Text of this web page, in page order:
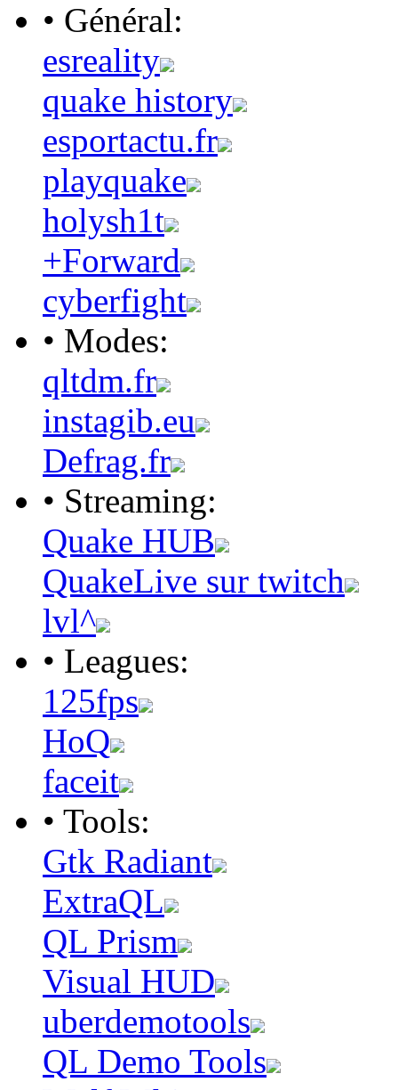
• Général:
esreality
quake history
esportactu.fr
playquake
holysh1t
+Forward
cyberfight
• Modes:
qltdm.fr
instagib.eu
Defrag.fr
• Streaming:
Quake HUB
QuakeLive sur twitch
lvl^
• Leagues:
125fps
HoQ
faceit
• Tools:
Gtk Radiant
ExtraQL
QL Prism
Visual HUD
uberdemotools
QL Demo Tools